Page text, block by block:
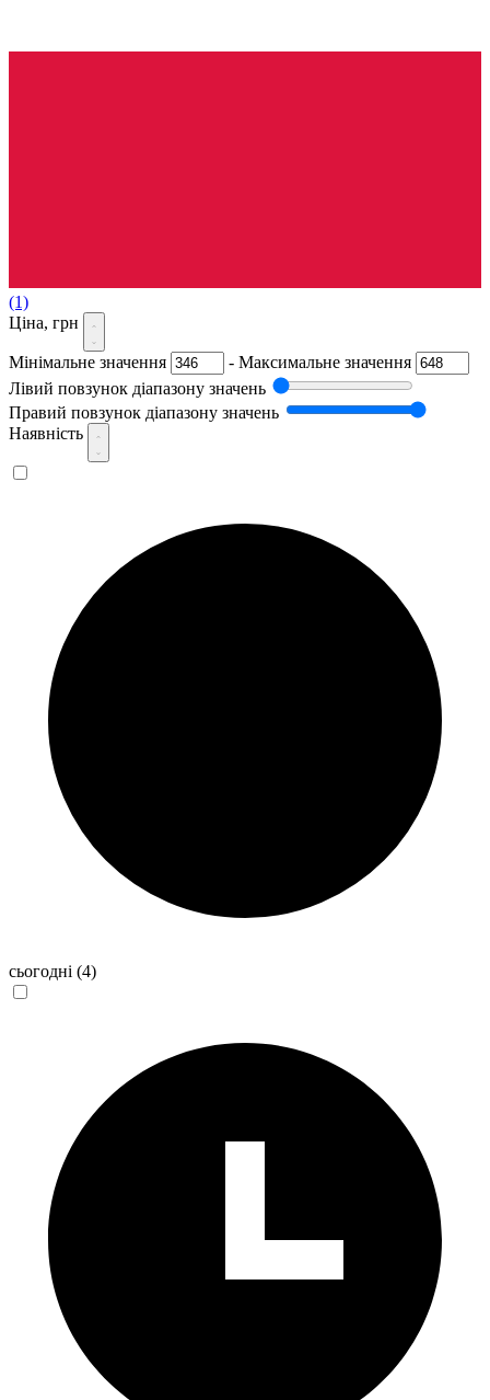
(1)
Ціна, грн
Мінімальне значення - Максимальне значення
Лівий повзунок діапазону значень
Правий повзунок діапазону значень
Наявність
сьогодні (4)